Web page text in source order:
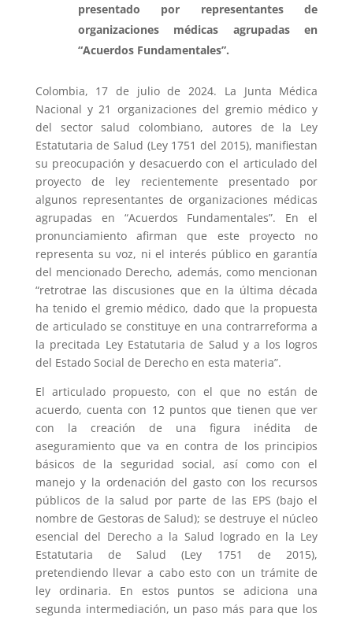
presentado por representantes de
organizaciones médicas agrupadas en
“Acuerdos Fundamentales”.
Colombia, 17 de julio de 2024. La Junta Médica
Nacional y 21 organizaciones del gremio médico y
del sector salud colombiano, autores de la Ley
Estatutaria de Salud (Ley 1751 del 2015), manifiestan
su preocupación y desacuerdo con el articulado del
proyecto de ley recientemente presentado por
algunos representantes de organizaciones médicas
agrupadas en “Acuerdos Fundamentales”. En el
pronunciamiento afirman que este proyecto no
representa su voz, ni el interés público en garantía
del mencionado Derecho, además, como mencionan
“retrotrae las discusiones que en la última década
ha tenido el gremio médico, dado que la propuesta
de articulado se constituye en una contrarreforma a
la precitada Ley Estatutaria de Salud y a los logros
del Estado Social de Derecho en esta materia”.
El articulado propuesto, con el que no están de
acuerdo, cuenta con 12 puntos que tienen que ver
con la creación de una figura inédita de
aseguramiento que va en contra de los principios
básicos de la seguridad social, así como con el
manejo y la ordenación del gasto con los recursos
públicos de la salud por parte de las EPS (bajo el
nombre de Gestoras de Salud); se destruye el núcleo
esencial del Derecho a la Salud logrado en la Ley
Estatutaria de Salud (Ley 1751 de 2015),
pretendiendo llevar a cabo esto con un trámite de
ley ordinaria. En estos puntos se adiciona una
segunda intermediación, un paso más para que los